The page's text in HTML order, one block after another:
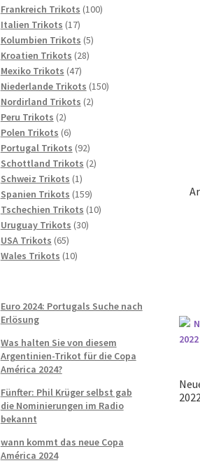
Produkte
Frankreich Trikots 100100
Italien Trikots 1717
Produkte
Kolumbien Trikots 55
Kroatien Trikots 2828
Mexiko Trikots 4747
Produkte
Niederlande Trikots 150150
Nordirland Trikots 22
Peru Trikots 22
Produkte
Polen Trikots 66
Produkte
Portugal Trikots 9292
Produkte
Schottland Trikots 22
Schweiz Trikots 11
Produkt
Spanien Trikots 159159
Produkte
Tschechien Trikots 1010
Uruguay Trikots 3030
USA Trikots 6565
Produkte
Wales Trikots 1010
Euro 2024: Portugals Suche nach
Erlösung
Was halten Sie von diesem
Argentinien-Trikot für die Copa
América 2024?
Fünfter: Phil Krüger selbst gab
die Nominierungen im Radio
bekannt
wann kommt das neue Copa
América 2024